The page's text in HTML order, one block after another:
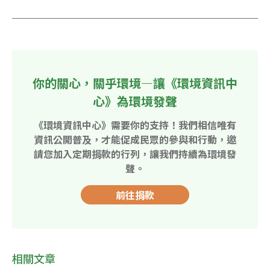
你的關心，關乎環境—讓《環境資訊中
心》為環境發聲
《環境資訊中心》需要你的支持！我們相信唯有
資訊公開普及，才能促成民眾的參與和行動，邀
請您加入定期捐款的行列，讓我們持續為環境發
聲。
前往捐款
相關文章